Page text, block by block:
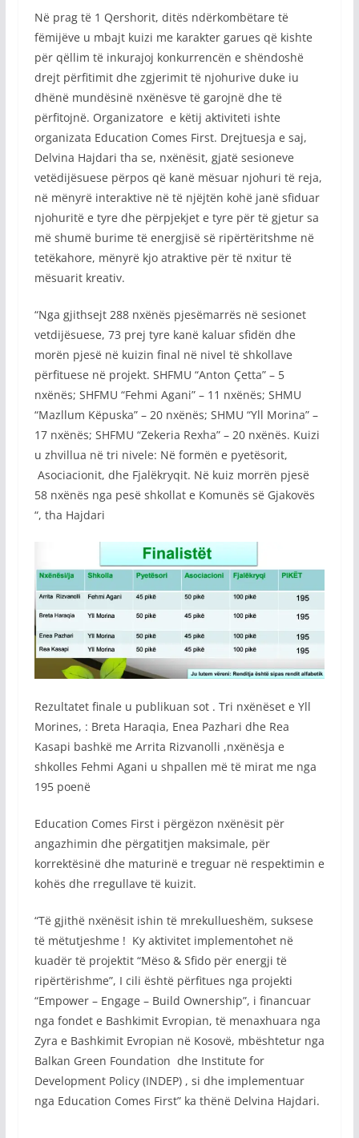
Në prag të 1 Qershorit, ditës ndërkombëtare të
fëmijëve u mbajt kuizi me karakter garues që kishte
për qëllim të inkurajoj konkurrencën e shëndoshë
drejt përfitimit dhe zgjerimit të njohurive duke iu
dhënë mundësinë nxënësve të garojnë dhe të
përfitojnë. Organizatore e këtij aktiviteti ishte
organizata Education Comes First. Drejtuesja e saj,
Delvina Hajdari tha se, nxënësit, gjatë sesioneve
vetëdijësuese përpos që kanë mësuar njohuri të reja,
në mënyrë interaktive në të njëjtën kohë janë sfiduar
njohuritë e tyre dhe përpjekjet e tyre për të gjetur sa
më shumë burime të energjisë së ripërtëritshme në
tetëkahore, mënyrë kjo atraktive për të nxitur të
mësuarit kreativ.
“Nga gjithsejt 288 nxënës pjesëmarrës në sesionet
vetdijësuese, 73 prej tyre kanë kaluar sfidën dhe
morën pjesë në kuizin final në nivel të shkollave
përfituese në projekt. SHFMU “Anton Çetta” – 5
nxënës; SHFMU “Fehmi Agani” – 11 nxënës; SHMU
“Mazllum Këpuska” – 20 nxënës; SHMU “Yll Morina” –
17 nxënës; SHFMU “Zekeria Rexha” – 20 nxënës. Kuizi
u zhvillua në tri nivele: Në formën e pyetësorit,
Asociacionit, dhe Fjalëkryqit. Në kuiz morrën pjesë
58 nxënës nga pesë shkollat e Komunës së Gjakovës
“, tha Hajdari
Rezultatet finale u publikuan sot . Tri nxënëset e Yll
Morines, : Breta Haraqia, Enea Pazhari dhe Rea
Kasapi bashkë me Arrita Rizvanolli ,nxënësja e
shkolles Fehmi Agani u shpallen më të mirat me nga
195 poenë
Education Comes First i përgëzon nxënësit për
angazhimin dhe përgatitjen maksimale, për
korrektësinë dhe maturinë e treguar në respektimin e
kohës dhe rregullave të kuizit.
“Të gjithë nxënësit ishin të mrekullueshëm, suksese
të mëtutjeshme ! Ky aktivitet implementohet në
kuadër të projektit “Mëso & Sfido për energji të
ripërtërishme”, I cili është përfitues nga projekti
“Empower – Engage – Build Ownership”, i financuar
nga fondet e Bashkimit Evropian, të menaxhuara nga
Zyra e Bashkimit Evropian në Kosovë, mbështetur nga
Balkan Green Foundation dhe Institute for
Development Policy (INDEP) , si dhe implementuar
nga Education Comes First” ka thënë Delvina Hajdari.